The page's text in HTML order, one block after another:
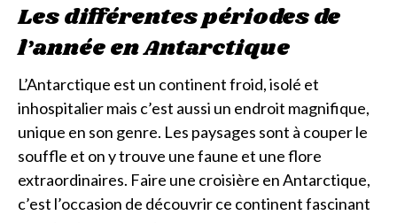
Les différentes périodes de
l’année en Antarctique
L’Antarctique est un continent froid, isolé et
inhospitalier mais c’est aussi un endroit magnifique,
unique en son genre. Les paysages sont à couper le
souffle et on y trouve une faune et une flore
extraordinaires. Faire une croisière en Antarctique,
c’est l’occasion de découvrir ce continent fascinant